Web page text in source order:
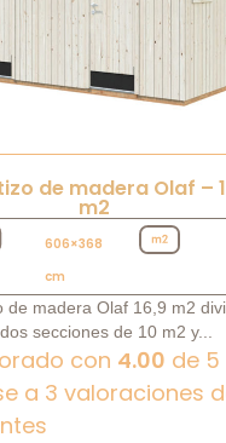
de madera Olaf –
m2
606×368
cm
de madera Olaf 16,9 m2
secciones de 10 m2 y...
con 4.00 de 5
a 3 valoraciones